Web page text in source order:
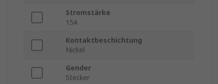
Stromstärke
15A
Kontaktbeschichtung
Nickel
Gender
Stecker